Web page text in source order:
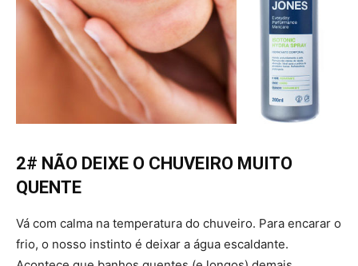
2# NÃO DEIXE O CHUVEIRO MUITO
QUENTE
Vá com calma na temperatura do chuveiro. Para encarar o
frio, o nosso instinto é deixar a água escaldante.